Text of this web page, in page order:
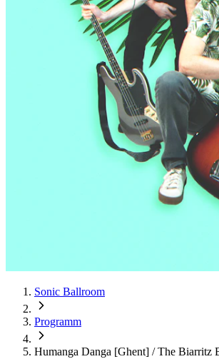
Sonic Ballroom
Programm
Humanga Danga [Ghent] / The Biarritz